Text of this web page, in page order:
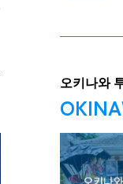
오키나와